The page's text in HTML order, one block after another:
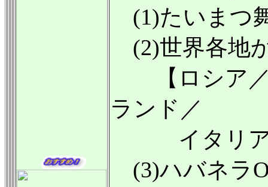
(1)たいまつ
(2)世界各地
【ロシア／
ランド／
イタリア
(3)ハバネラ